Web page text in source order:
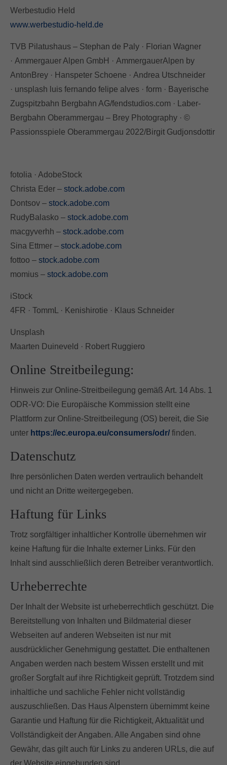
Werbestudio Held
www.werbestudio-held.de
TVB Pilatushaus – Stephan de Paly · Florian Wagner
· Ammergauer Alpen GmbH · AmmergauerAlpen by
AntonBrey · Hanspeter Schoene · Andrea Utschneider
· unsplash luis fernando felipe alves · form · Bayerische
Zugspitzbahn Bergbahn AG/fendstudios.com · Laber-
Bergbahn Oberammergau – Brey Photography · ©
Passionsspiele Oberammergau 2022/Birgit Gudjonsdottir
fotolia · AdobeStock
Christa Eder – stock.adobe.com
Dontsov – stock.adobe.com
RudyBalasko – stock.adobe.com
macgyverhh – stock.adobe.com
Sina Ettmer – stock.adobe.com
fottoo – stock.adobe.com
momius – stock.adobe.com
iStock
4FR · TommL · Kenishirotie · Klaus Schneider
Unsplash
Maarten Duineveld · Robert Ruggiero
Online Streitbeilegung:
Hinweis zur Online-Streitbeilegung gemäß Art. 14 Abs. 1
ODR-VO: Die Europäische Kommission stellt eine
Plattform zur Online-Streitbeilegung (OS) bereit, die Sie
unter https://ec.europa.eu/consumers/odr/ finden.
Datenschutz
Ihre persönlichen Daten werden vertraulich behandelt
und nicht an Dritte weitergegeben.
Haftung für Links
Trotz sorgfältiger inhaltlicher Kontrolle übernehmen wir
keine Haftung für die Inhalte externer Links. Für den
Inhalt sind ausschließlich deren Betreiber verantwortlich.
Urheberrechte
Der Inhalt der Website ist urheberrechtlich geschützt. Die
Bereitstellung von Inhalten und Bildmaterial dieser
Webseiten auf anderen Webseiten ist nur mit
ausdrücklicher Genehmigung gestattet. Die enthaltenen
Angaben werden nach bestem Wissen erstellt und mit
großer Sorgfalt auf ihre Richtigkeit geprüft. Trotzdem sind
inhaltliche und sachliche Fehler nicht vollständig
auszuschließen. Das Haus Alpenstern übernimmt keine
Garantie und Haftung für die Richtigkeit, Aktualität und
Vollständigkeit der Angaben. Alle Angaben sind ohne
Gewähr, das gilt auch für Links zu anderen URLs, die auf
der Website eingebunden sind.